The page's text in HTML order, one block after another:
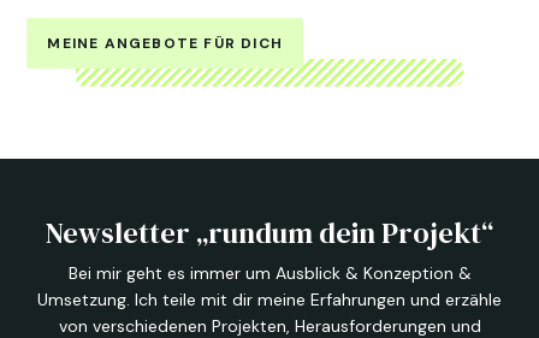
MEINE ANGEBOTE FÜR DICH
Newsletter „rundum dein Projekt“
Bei mir geht es immer um Ausblick & Konzeption &
Umsetzung. Ich teile mit dir meine Erfahrungen und erzähle
von verschiedenen Projekten, Herausforderungen und